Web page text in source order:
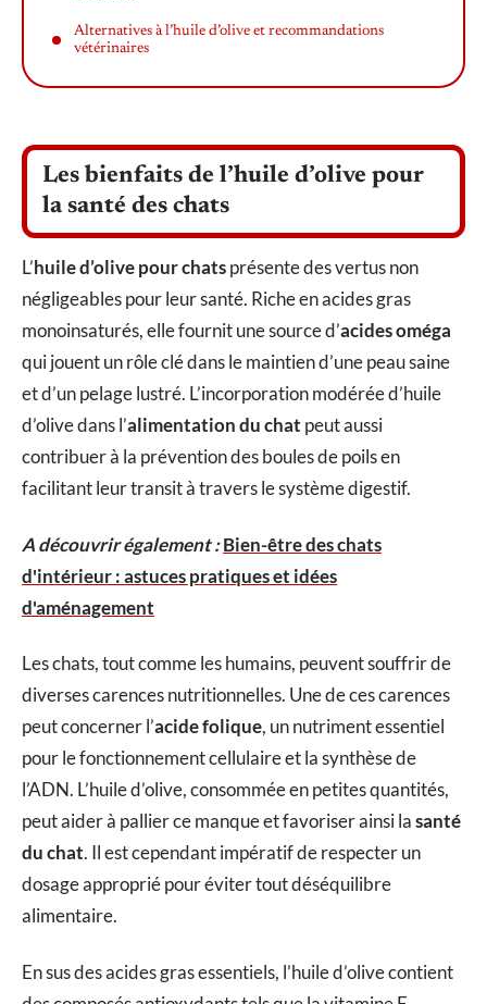
Alternatives à l’huile d’olive et recommandations
vétérinaires
Les bienfaits de l’huile d’olive pour
la santé des chats
L’huile d’olive pour chatsprésente des vertus non
négligeables pour leur santé. Riche en acides gras
monoinsaturés, elle fournit une source d’acides oméga
qui jouent un rôle clé dans le maintien d’une peau saine
et d’un pelage lustré. L’incorporation modérée d’huile
d’olive dans l’alimentation du chat peut aussi
contribuer à la prévention des boules de poils en
facilitant leur transit à travers le système digestif.
A découvrir également :Bien-être des chats
d'intérieur : astuces pratiques et idées
d'aménagement
Les chats, tout comme les humains, peuvent souffrir de
diverses carences nutritionnelles. Une de ces carences
peut concerner l’acide folique, un nutriment essentiel
pour le fonctionnement cellulaire et la synthèse de
l’ADN. L’huile d’olive, consommée en petites quantités,
peut aider à pallier ce manque et favoriser ainsi lasanté
du chat. Il est cependant impératif de respecter un
dosage approprié pour éviter tout déséquilibre
alimentaire.
En sus des acides gras essentiels, l’huile d’olive contient